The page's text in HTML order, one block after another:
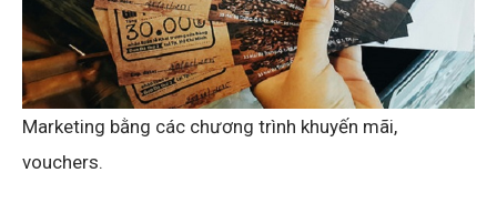
Marketing bằng các chương trình khuyến mãi,
vouchers.